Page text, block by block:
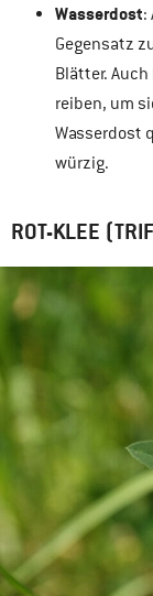
Wasserdost:
Gegensatz
Blätter.
reiben, um
Wasserdost
würzig.
ROT-KLEE